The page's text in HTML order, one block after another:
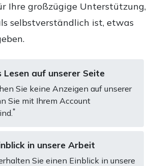
Ihre großzügige Unterstützung,
selbstverständlich ist, etwas
auf unserer Seite
Sie keine Anzeigen auf unserer
Sie mit Ihrem Account
*
in unsere Arbeit
Sie einen Einblick in unsere